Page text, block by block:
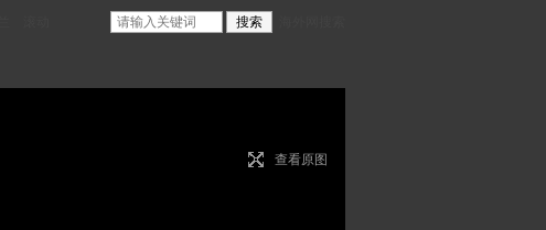
查看原图